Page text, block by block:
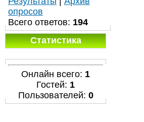
опросов
Всего ответов: 194
Статистика
Онлайн всего: 1
Гостей: 1
Пользователей: 0